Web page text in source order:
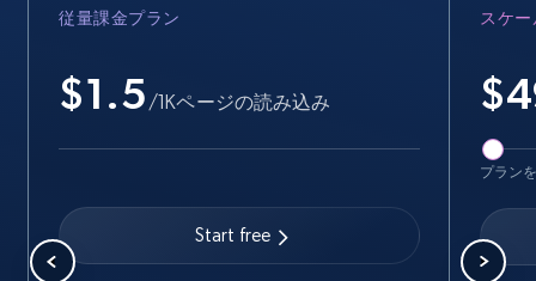
Company id, Job location, Job summary, Job
seniority level, and more.
従量課金プラン
$1.5 /1Kページの読み込み
Start free
スケー
$
プラン